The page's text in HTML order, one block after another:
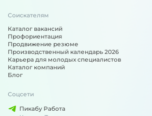
Соискателям
Каталог вакансий
Профориентация
Продвижение резюме
Производственный календарь 2026
Карьера для молодых специалистов
Каталог компаний
Блог
Соцсети
Пикабу Работа